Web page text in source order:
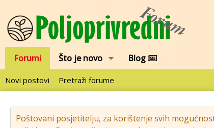
Forumi Što je novo Blog
Novi postovi Pretraži forume
Poštovani posjetitelju, za korištenje svih